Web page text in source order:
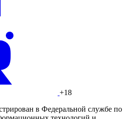
+18
в Федеральной службе по